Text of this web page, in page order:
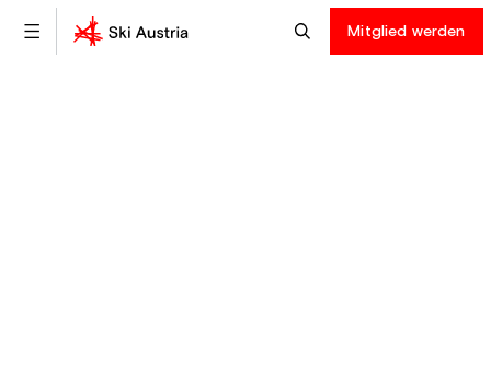
Mitglied werden